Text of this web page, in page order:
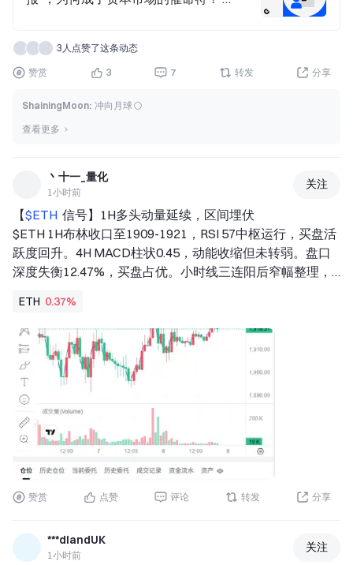
时，仅仅“好”是不够的，必须“比预期更好”才能维持股价。
了一课。就在这一天，全球存储巨头们刚
刚交出了堪称“史诗级”的财报：西部数据
372%，毛利率更是冲上了80%以上的历史
极值。如果只看这些数字，这分明是一台
反应却极其冷酷。西部数据股价暴跌超
13%，闪迪大跌近7%，SK海力士等一众
巨头集体跳水。恐慌情绪甚至跨越太平
洋，在亚太市场引发了连锁反应。一边是
产业端“供不应求、利润爆表”的狂欢，另
一边却是二级市场“用脚投票、踩踏出逃”
的惨烈。
这种极具戏剧性的撕裂感，究竟藏着怎样
01. “无懈可击”的预期
很多普通投资者看得一头雾水：既然AI需
求那么旺盛，大厂利润那么高，为什么股
价反而扛不住？这里其实藏着产业现实与
资本市场之间一道巨大的鸿沟。在华尔街
的游戏规则里，当一个行业的毛利率被推
到80%以上的绝对极值时，市场给它的就
不再是“周期股”的估值，而是“完美资产”的
定价。对于已经年内涨幅超400%的闪迪和
仅“好”是不够的，必须“比预期更好”才能维
3人点赞了这条动态
赞赏 3 7 转发 分享
ShainingMoon: 冲向月球 🌕
查看更多
丶十一_量化
1小时前
关注
【$ETH 信号】1H多头动量延续，区间埋伏
$ETH 1H布林收口至1909-1921，RSI 57中枢运行，买盘活
跃度回升。4H MACD柱状0.45，动能收缩但未转弱。盘口
深度失衡12.47%，买盘占优。小时线三连阳后窄幅整理，
🎯方向：做多
⚡入场/挂单：1914.6919 - 1919.3100
🛑止损：1900.1169
🚀目标1：1948.0996
🚀目标2：1962.4945
🛡️交易管理：
- 执行策略：到达目标1后减仓50%，并将止损上移至保本
位。若价格跌回入场位，自动离场，保护本金。
沿即是狙击位。资金费率0.0054%，中性无过热迹象。OI稳
定，多头尚未拥挤。止损距离不足1%，盈亏比合理，短线
查看实时行情 👇 $ETH
ETH 0.37%
赞赏 点赞 评论 转发 分享
***dlandUK
1小时前
关注